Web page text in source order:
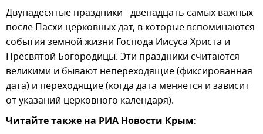
Двунадесятые праздники - двенадцать самых важных
после Пасхи церковных дат, в которые вспоминаются
события земной жизни Господа Иисуса Христа и
Пресвятой Богородицы. Эти праздники считаются
великими и бывают непереходящие (фиксированная
дата) и переходящие (когда дата меняется и зависит
от указаний церковного календаря).
Читайте также на РИА Новости Крым: